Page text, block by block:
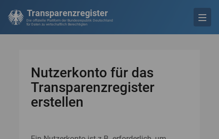
Transparenzregister
Die offizielle Plattform der Bundesrepublik Deutschland
für Daten zu wirtschaftlich Berechtigten
Nutzerkonto für das
Transparenzregister
erstellen